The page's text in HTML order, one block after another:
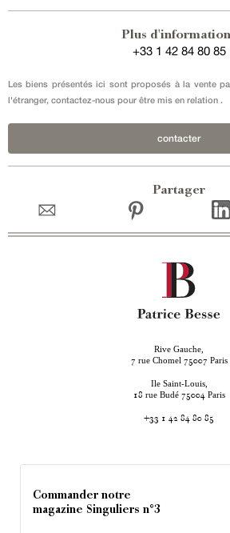
Plus
+33 1 42 84 80 85
Les biens présentés ici sont proposés à la vente
l'étranger, contactez-nous pour être mis en relation .
contacter
Partager
Rive Gauche,
7 rue Chomel 75007 Paris
Ile Saint-Louis,
18 rue Budé 75004 Paris
+33 1 42 84 80 85
Commander notre
magazine Singuliers n°3